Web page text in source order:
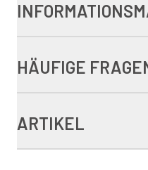
HÄUFIGE
ARTIKEL